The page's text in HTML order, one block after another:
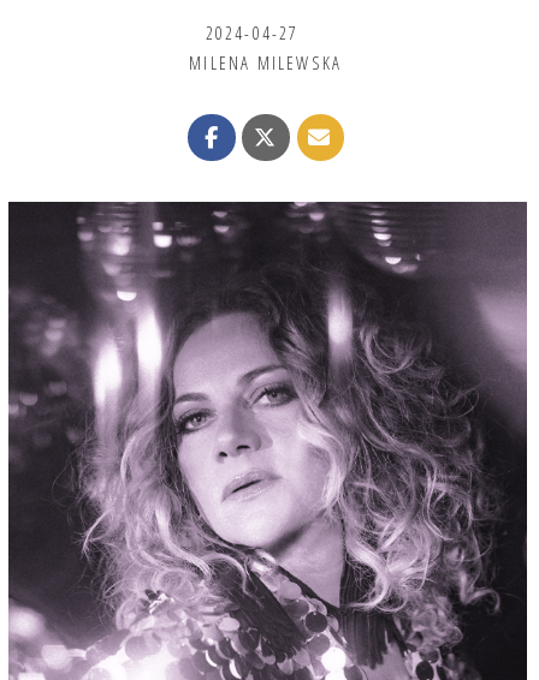
2024-04-27
MILENA MILEWSKA